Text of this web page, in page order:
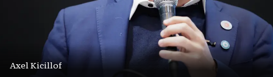
Axel Kicillof